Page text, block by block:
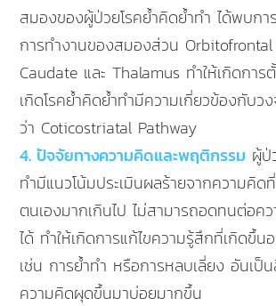
สมองของผู้ป่วยโรคย้ำคิดย้ำทำ ได้พบกา
การทำงานของสมองส่วน Orbitofrontal
Caudate และ Thalamus ทำให้เกิดกา
เกิดโรคย้ำคิดย้ำทำมีความเกี่ยวข้องกับว
ว่า Coticostriatal Pathway
4. ปัจจัยทางความคิดและพฤติกรรม ผู้ป่
ทำมีแนวโน้มประเมินผลร้ายจากความคิ
ตนเองมากเกินไป ไม่สามารถอดทนต่อค
ได้ ทำให้เกิดการแก้ไขความรู้สึกที่เกิดขึ้น
เช่น การย้ำทำ หรือการหลบเลี่ยง อันเป็
ความคิดผุดขึ้นมาบ่อยมากขึ้น